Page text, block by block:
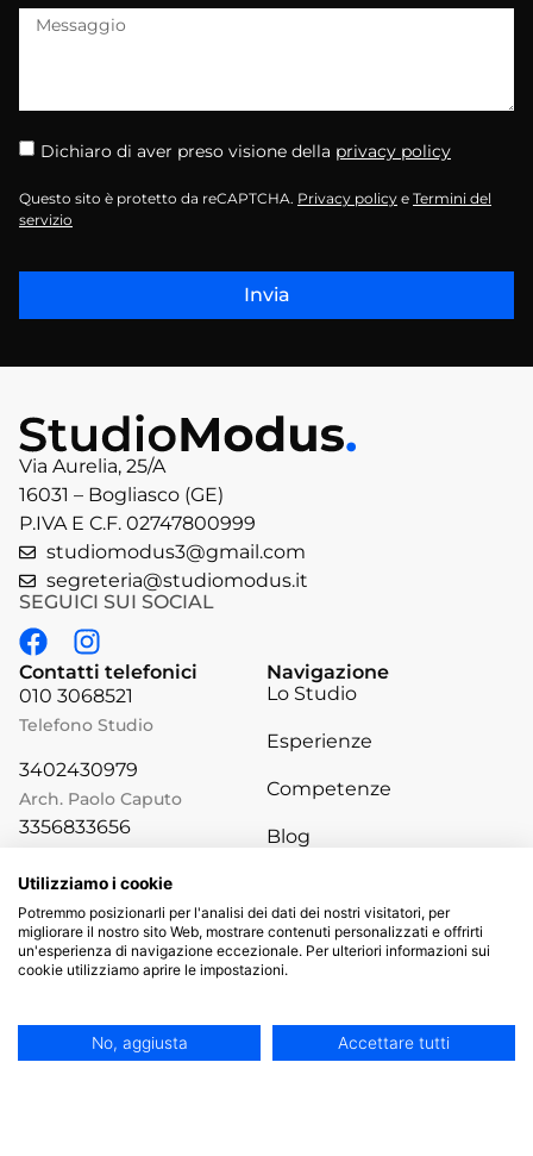
Via Aurelia, 25/A
16031 – Bogliasco (GE)
P.IVA E C.F. 02747800999
studiomodus3@gmail.com
segreteria@studiomodus.it
SEGUICI SUI SOCIAL
Contatti telefonici
010 3068521
Telefono Studio
3402430979
Arch. Paolo Caputo
3356833656
3931386471
Ing. Ivano Ruscelloni
Navigazione
Lo Studio
Esperienze
Competenze
Blog
Dichiaro di aver preso visione della privacy policy
Questo sito è protetto da reCAPTCHA. Privacy policy e Termini del
servizio
Invia
Utilizziamo i cookie
Potremmo posizionarli per l'analisi dei dati dei nostri visitatori, per
migliorare il nostro sito Web, mostrare contenuti personalizzati e offrirti
un'esperienza di navigazione eccezionale. Per ulteriori informazioni sui
cookie utilizziamo aprire le impostazioni.
No, aggiusta Accettare tutti